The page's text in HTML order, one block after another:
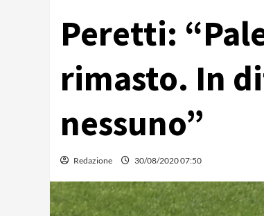
Peretti:
rimasto. In
nessuno”
Redazione 30/08/2020 07:50